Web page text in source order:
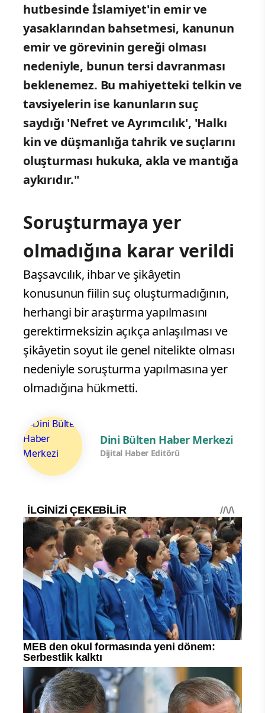
hutbesinde İslamiyet'in emir ve
yasaklarından bahsetmesi, kanunun
emir ve görevinin gereği olması
nedeniyle, bunun tersi davranması
beklenemez. Bu mahiyetteki telkin ve
tavsiyelerin ise kanunların suç
saydığı 'Nefret ve Ayrımcılık', 'Halkı
kin ve düşmanlığa tahrik ve suçlarını
oluşturması hukuka, akla ve mantığa
aykırıdır."
Soruşturmaya yer
olmadığına karar verildi
Başsavcılık, ihbar ve şikâyetin
konusunun fiilin suç oluşturmadığının,
herhangi bir araştırma yapılmasını
gerektirmeksizin açıkça anlaşılması ve
şikâyetin soyut ile genel nitelikte olması
nedeniyle soruşturma yapılmasına yer
olmadığına hükmetti.
Dini Bülten Haber Merkezi
Dijital Haber Editörü